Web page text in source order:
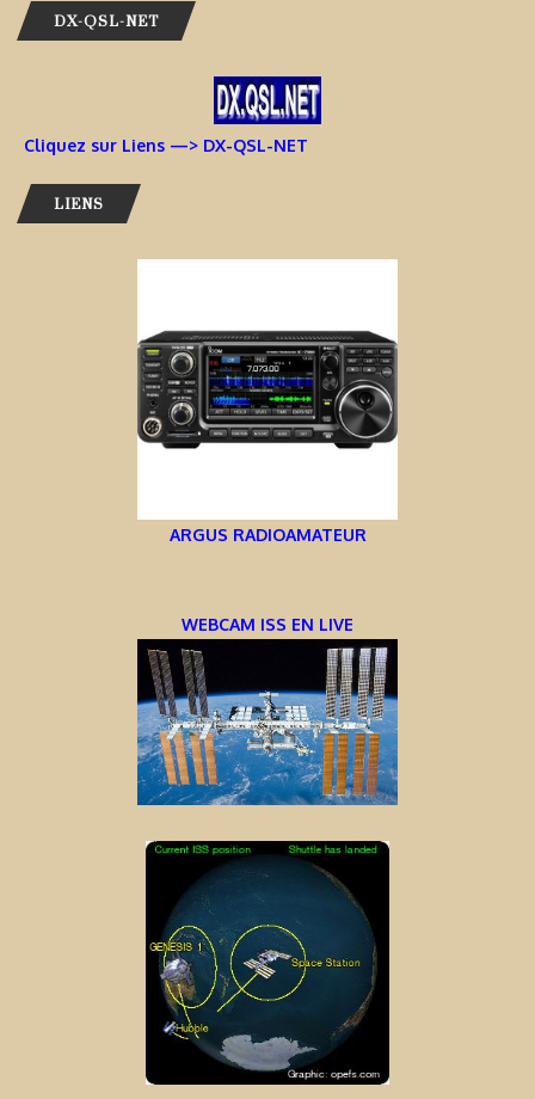
DX-QSL-NET
Cliquez sur Liens —> DX-QSL-NET
LIENS
ARGUS RADIOAMATEUR
WEBCAM ISS EN LIVE